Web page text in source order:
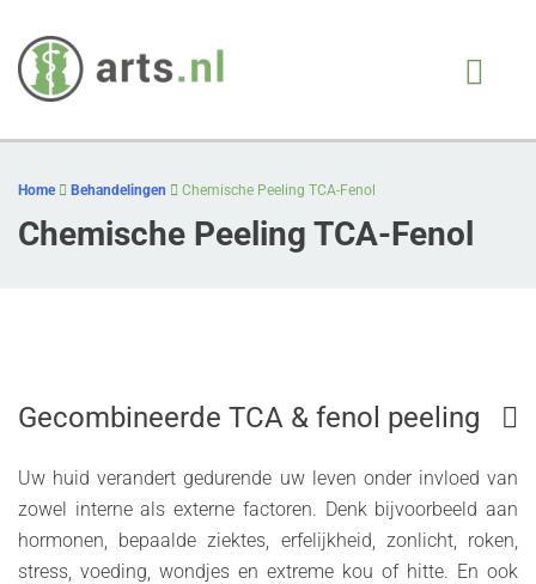
behandeling, op juiste
moment
Home Behandelingen Chemische Peeling TCA-Fenol
Chemische Peeling TCA-Fenol
Gecombineerde TCA & fenol peeling
Uw huid verandert gedurende uw leven onder invloed van
zowel interne als externe factoren. Denk bijvoorbeeld aan
hormonen, bepaalde ziektes, erfelijkheid, zonlicht, roken,
stress, voeding, wondjes en extreme kou of hitte. En ook